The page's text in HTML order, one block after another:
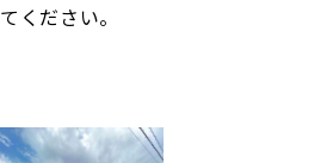
てください。